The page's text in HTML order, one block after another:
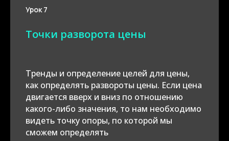
Урок 7
Точки разворота цены
Тренды и определение целей для цены,
как определять развороты цены. Если цена
двигается вверх и вниз по отношению
какого-либо значения, то нам необходимо
видеть точку опоры, по которой мы
сможем определять